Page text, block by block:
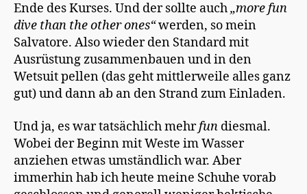
Ende des Kurses. Und der sollte auch„more fun
dive than the other ones“werden, so mein
Salvatore. Also wieder den Standard mit
Ausrüstung zusammenbauen und in den
Wetsuit pellen (das geht mittlerweile alles ganz
gut) und dann ab an den Strand zum Einladen.
Und ja, es war tatsächlich mehrfun diesmal.
Wobei der Beginn mit Weste im Wasser
anziehen etwas umständlich war. Aber
immerhin hab ich heute meine Schuhe vorab